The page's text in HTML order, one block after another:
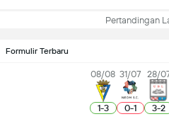
Pertandingan
Formulir Terbaru
08/08
1-3
31/07
0-1
28/
3-2